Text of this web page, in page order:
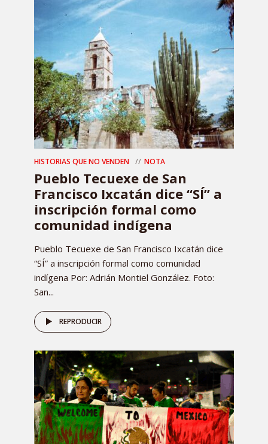
HISTORIAS QUE NO VENDEN NOTA
Pueblo Tecuexe de San
Francisco Ixcatán dice “SÍ” a
inscripción formal como
comunidad indígena
Pueblo Tecuexe de San Francisco Ixcatán dice
“SÍ” a inscripción formal como comunidad
indígena Por: Adrián Montiel González. Foto:
San...
REPRODUCIR